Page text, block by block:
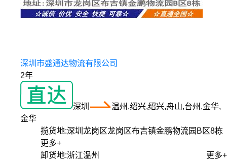
深圳市盛通达物流有限公司
2年
深圳
温州,绍兴,绍兴,舟山,台州,金华,
金华
揽货地:深圳龙岗区龙岗区布吉镇金鹏物流园B区8栋
更多+
卸货地:浙江温州 更多+